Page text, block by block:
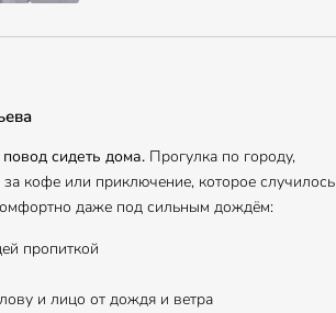
сидеть дома. Прогулка по городу,
кофе или приключение, которое случилось
даже под сильным дождём:
пропиткой
и лицо от дождя и ветра